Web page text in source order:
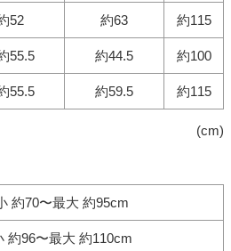
52 約63 約115
55.5 約44.5 約100
55.5 約59.5 約115
(cm)
約70〜最大 約95cm
約96〜最大 約110cm